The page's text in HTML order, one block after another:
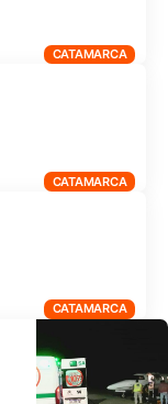
CATAMARCA
CATAMARCA
CATAMARCA